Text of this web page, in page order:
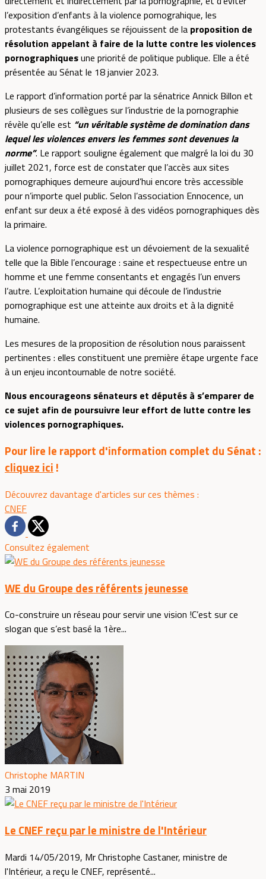
l’exposition d’enfants à la violence pornograhique, les
protestants évangéliques se réjouissent de la proposition de
résolution appelant à faire de la lutte contre les violences
pornographiquesune priorité de politique publique. Elle a été
présentée au Sénat le 18 janvier 2023.
Le rapport d’information porté par la sénatrice Annick Billon et
plusieurs de ses collègues sur l’industrie de la pornographie
révèle qu’elle est “un véritable système de domination dans
lequel les violences envers les femmes sont devenues la
norme”. Le rapport souligne également que malgré la loi du 30
juillet 2021, force est de constater que l’accès aux sites
pornographiques demeure aujourd’hui encore très accessible
pour n’importe quel public. Selon l’association Ennocence, un
enfant sur deux a été exposé à des vidéos pornographiques dès
la primaire.
La violence pornographique est un dévoiement de la sexualité
telle que la Bible l’encourage : saine et respectueuse entre un
homme et une femme consentants et engagés l’un envers
l’autre. L’exploitation humaine qui découle de l’industrie
pornographique est une atteinte aux droits et à la dignité
humaine.
Les mesures de la proposition de résolution nous paraissent
pertinentes : elles constituent une première étape urgente face
à un enjeu incontournable de notre société.
Nous encourageons sénateurs et députés à s’emparer de
ce sujet afin de poursuivre leur effort de lutte contre les
violences pornographiques.
Pour lire le rapport d'information complet du Sénat :
cliquez ici !
Découvrez davantage d'articles sur ces thèmes :
CNEF
Consultez également
WE du Groupe des référents jeunesse
Co-construire un réseau pour servir une vision !C’est sur ce
slogan que s’est basé la 1ère...
Christophe MARTIN
3 mai 2019
Le CNEF reçu par le ministre de l'Intérieur
Mardi 14/05/2019, Mr Christophe Castaner, ministre de
l'Intérieur, a reçu le CNEF, représenté...